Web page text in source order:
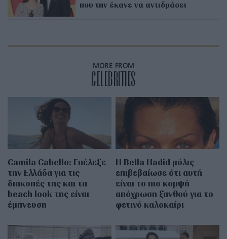
που την έκανε να αντιδράσει
MORE FROM
CELEBRITIES
Camila Cabello: Επέλεξε
την Ελλάδα για τις
διακοπές της και τα
beach look της είναι
έμπνευση
Η Bella Hadid μόλις
επιβεβαίωσε ότι αυτή
είναι το πιο κομψή
απόχρωση ξανθού για το
φετινό καλοκαίρι